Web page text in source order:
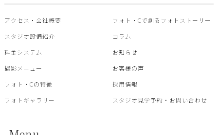
アクセス・会社概要
スタジオ設備紹介
料金システム
撮影メニュー
フォト・Cの特徴
フォトギャラリー
フォト・Cで創るフォトストーリー
コラム
お知らせ
お客様の声
採用情報
スタジオ見学予約・お問い合わせ